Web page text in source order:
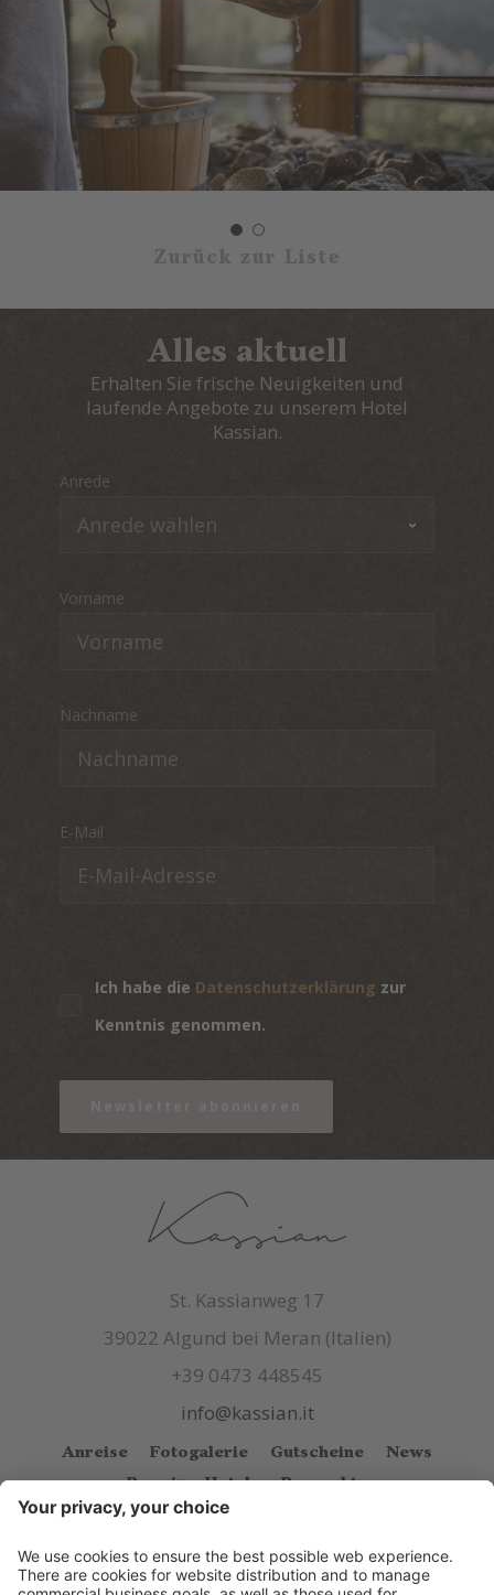
Zurück zur Liste
Alles aktuell
Erhalten Sie frische Neuigkeiten und
laufende Angebote zu unserem Hotel
Kassian.
Anrede
Vorname
Nachname
E-Mail
Ich habe die Datenschutzerklärung zur
Kenntnis genommen.
St. Kassianweg 17
39022 Algund bei Meran (Italien)
+39 0473 448545
info@kassian.it
Anreise Fotogalerie Gutscheine
News
Premium Hotels
Prospekte